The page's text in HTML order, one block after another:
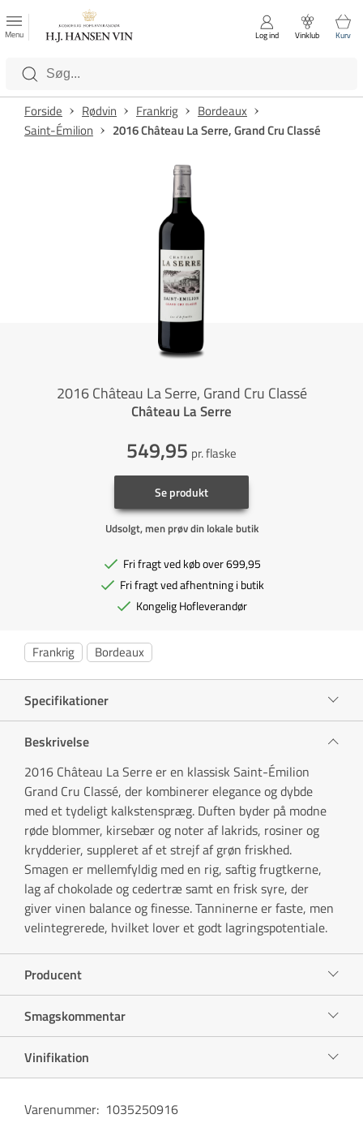
Luk
Kategorier
Menu Log ind Vinklub Kurv
Forside Rødvin Frankrig
Bordeaux
Saint-Émilion
2016 Château La Serre, Grand Cru Classé
2016 Château La Serre, Grand Cru Classé
Château La Serre
549,95 pr. flaske
Se produkt
Udsolgt, men prøv din lokale butik
Fri fragt ved køb over 699,95
Fri fragt ved afhentning i butik
Kongelig Hofleverandør
Frankrig Bordeaux
Specifikationer
Beskrivelse
2016 Château La Serre er en klassisk Saint-Émilion
Grand Cru Classé, der kombinerer elegance og dybde
med et tydeligt kalkstenspræg. Duften byder på modne
røde blommer, kirsebær og noter af lakrids, rosiner og
krydderier, suppleret af et strejf af grøn friskhed.
Smagen er mellemfyldig med en rig, saftig frugtkerne,
lag af chokolade og cedertræ samt en frisk syre, der
giver vinen balance og finesse. Tanninerne er faste, men
velintegrerede, hvilket lover et godt lagringspotentiale.
Producent
Smagskommentar
Vinifikation
Varenummer: 1035250916